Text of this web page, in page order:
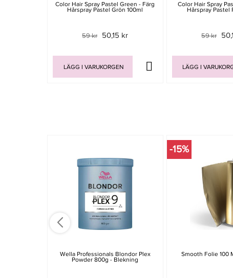
Color Hair Spray Pastel Green - Färg
Hårspray Pastel Grön 100ml
59 kr 50,15 kr
LÄGG I VARUKORGEN
Color Hair Spray
Hårspray Pastel
59 kr
LÄGG I
Wella Professionals Blondor Plex
Powder 800g - Blekning
-15%
Smooth Folie 100